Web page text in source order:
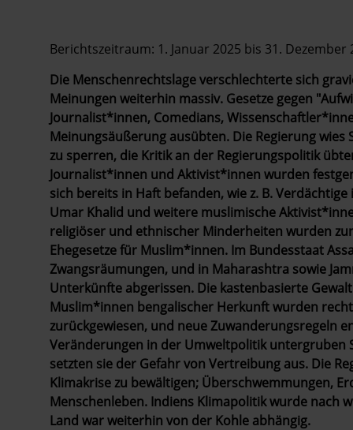
Berichtszeitraum: 1. Januar 2025 bis 31. Dezember
Die Menschenrechtslage verschlechterte sich
Meinungen weiterhin massiv. Gesetze gegen
Journalist*innen, Comedians,
Meinungsäußerung ausübten. Die Regierung
zu sperren, die Kritik an der Regierungspolitik
Journalist*innen und Aktivist*innen wurden
sich bereits in Haft befanden, wie z. B.
Umar Khalid und weitere muslimische
religiöser und ethnischer Minderheiten wurden
Ehegesetze für Muslim*innen. Im Bundesstaat
Zwangsräumungen, und in Maharashtra sowie
Unterkünfte abgerissen. Die kastenbasierte
Muslim*innen bengalischer Herkunft wurden
zurückgewiesen, und neue Zuwanderungsregeln
Veränderungen in der Umweltpolitik untergruben
setzten sie der Gefahr von Vertreibung aus. Die
Klimakrise zu bewältigen; Überschwemmungen,
Menschenleben. Indiens Klimapolitik wurde nach
Land war weiterhin von der Kohle abhängig.